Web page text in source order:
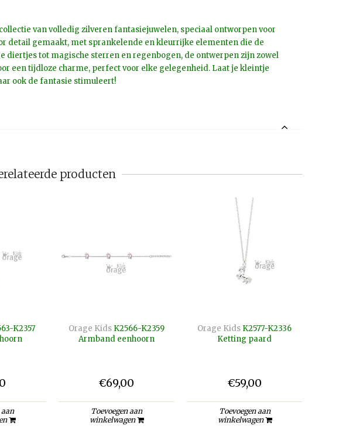
van volledig zilveren fantasiejuwelen, speciaal ontworpen voor
detail gemaakt, met sprankelende en kleurrijke elementen die de
diertjes tot magische sterren en regenbogen, de ontwerpen zijn zowel
een tijdloze charme, perfect voor elke gelegenheid. Laat je kleintje
ook de fantasie stimuleert!
producten
K2357
aan
Orage Kids K2566-K2359
Armband eenhoorn
€69,00
Toevoegen aan
winkelwagen
Orage Kids K2577-K2336
Ketting paard
€59,00
Toevoegen aan
winkelwagen